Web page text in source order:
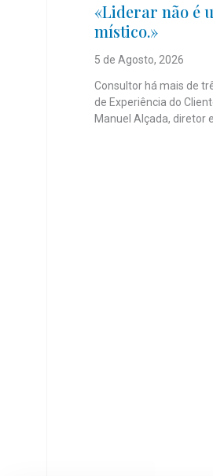
«Liderar não é
místico.»
5 de Agosto, 2026
Consultor há mais de
de Experiência do
Manuel Alçada, diretor